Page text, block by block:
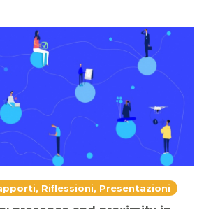
Riflessioni, Presentazioni